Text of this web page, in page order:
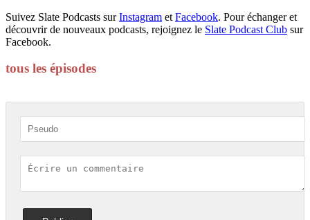
Suivez Slate Podcasts surInstagram et Facebook. Pour échanger et
découvrir de nouveaux podcasts, rejoignez le Slate Podcast Club sur
Facebook.
tous les épisodes